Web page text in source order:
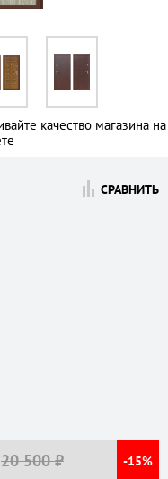
СРАВНИТЬ
20 500 ₽ -15%